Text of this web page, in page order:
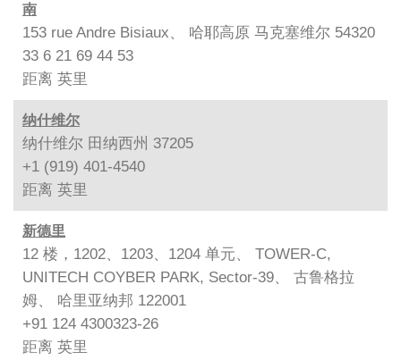
南
153 rue Andre Bisiaux、 哈耶高原 马克塞维尔 54320
33 6 21 69 44 53
距离 英里
纳什维尔
纳什维尔 田纳西州 37205
+1 (919) 401-4540
距离 英里
新德里
12 楼，1202、1203、1204 单元、 TOWER-C,
UNITECH COYBER PARK, Sector-39、 古鲁格拉
姆、 哈里亚纳邦 122001
+91 124 4300323-26
距离 英里